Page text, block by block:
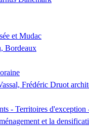
et Mudac
Bordeaux
Frédéric Druot
- Territoires
et la